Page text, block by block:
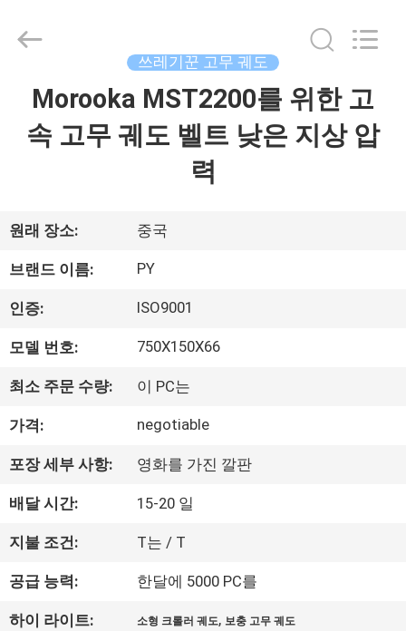
회
사
소
공
장
견
학
품
Shanghai
Reserved.
쓰레기꾼 고무 궤도
Morooka MST2200를 위한 고
속 고무 궤도 벨트 낮은 지상 압
력
원래 장소: 중국
브랜드 이름: PY
인증: ISO9001
모델 번호: 750X150X66
최소 주문 수량: 이 PC는
가격: negotiable
포장 세부 사항: 영화를 가진 깔판
배달 시간: 15-20 일
지불 조건: T는 / T
공급 능력: 한달에 5000 PC를
하이 라이트: 소형 크롤러 궤도, 보충 고무 궤도